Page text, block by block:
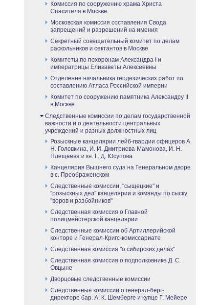
Комиссия по сооружению храма Христа
Спасителя в Москве
Московская комиссия составления Свода
запрещений и разрешений на имения
Секретный совещательный комитет по делам
раскольников и сектантов в Москве
Комитеты по похоронам Александра I и
императрицы Елизаветы Алексеевны
Отделение начальника геодезических работ по
составлению Атласа Российской империи
Комитет по сооружению памятника Александру II
в Москве
Следственные комиссии по делам государственной
важности и о деятельности центральных
учреждений и разных должностных лиц
Розыскные канцелярии лейб-гвардии офицеров А.
Н. Головкина, И. И. Дмитриева-Мамонова, И. Н.
Плещеева и кн. Г. Д. Юсупова
Канцелярия Вышнего суда на Генеральном дворе
в с. Преображенском
Следственные комиссии, "сыщецкие" и
"розыскных дел" канцелярии и команды по сыску
"воров и разбойников"
Следственная комиссия о Главной
полицмейстерской канцелярии
Следственные комиссии об Артиллерийской
конторе и Генерал-Кригс-комиссариате
Следственная комиссия "о сибирских делах"
Следственная комиссия о подполковнике Д. С.
Овцыне
Дворцовые следственные комиссии
Следственные комиссии о генерал-берг-
директоре бар. А. К. Шемберге и купце Г. Мейере